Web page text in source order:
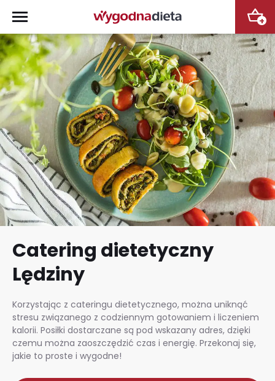
+
Catering dietetyczny
Lędziny
Korzystając z cateringu dietetycznego, można uniknąć
stresu związanego z codziennym gotowaniem i liczeniem
kalorii. Posiłki dostarczane są pod wskazany adres, dzięki
czemu można zaoszczędzić czas i energię. Przekonaj się,
jakie to proste i wygodne!